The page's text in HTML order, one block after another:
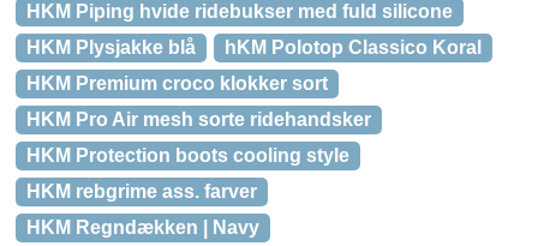
HKM Piping hvide ridebukser med fuld silicone
HKM Plysjakke blå
hKM Polotop Classico Koral
HKM Premium croco klokker sort
HKM Pro Air mesh sorte ridehandsker
HKM Protection boots cooling style
HKM rebgrime ass. farver
HKM Regndækken | Navy